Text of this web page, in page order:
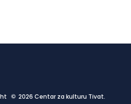
© 2026 Centar za kulturu Tivat.